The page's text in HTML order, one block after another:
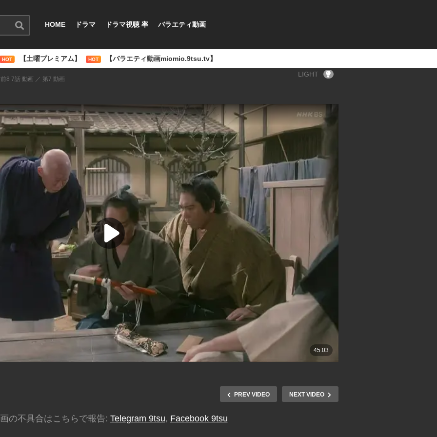
HOME ドラマ ドラマ視聴 率 バラエティ動画
HOT 【土曜プレミアム】 HOT 【バラエティ動画miomio.9tsu.tv】
8 7話 動画 ／ 第7 動画
LIGHT
PREV VIDEO NEXT VIDEO
の不具合はこちらで報告: Telegram 9tsu, Facebook 9tsu